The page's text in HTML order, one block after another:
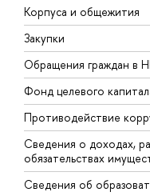
Корпуса и общежития
Закупки
Обращения граждан в
Фонд целевого
Противодействие
Сведения о доходах,
обязательствах
Сведения об